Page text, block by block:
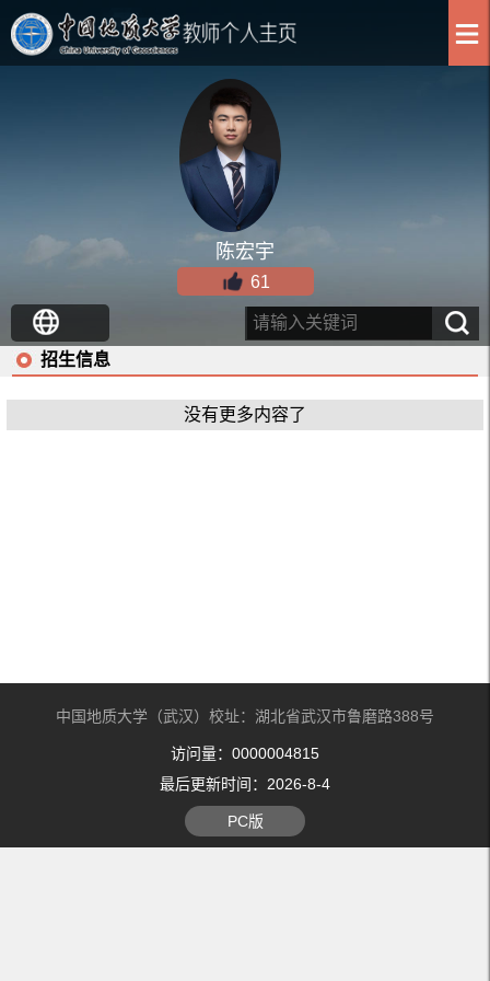
陈宏宇
61
招生信息
没有更多内容了
中国地质大学（武汉）校址：湖北省武汉市鲁磨路388号
访问量： 0000004815
最后更新时间： 2026-8-4
PC版